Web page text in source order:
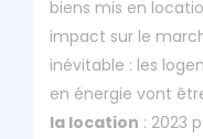
biens mis en
impact sur le
inévitable : les
en énergie vont
la location : 2023